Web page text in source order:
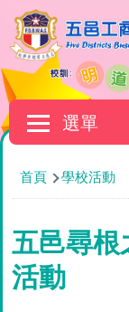
移至主內容
選單
Main
navigation
導
航
連
結
首頁 學校活動
五邑尋根
活動